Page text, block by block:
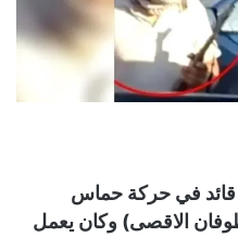
قائد في حركة حماس
7 أكتوبر، (طوفان الاقصى) وكان يعمل